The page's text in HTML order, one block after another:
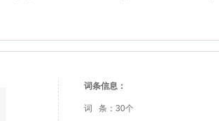
词条信息：
词 条：30个